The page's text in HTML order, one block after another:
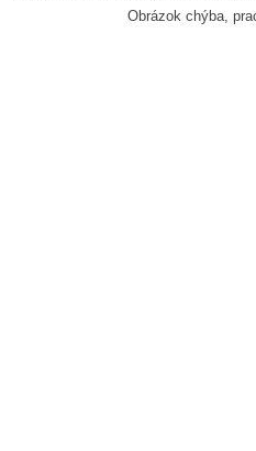
Obrázok chýba,